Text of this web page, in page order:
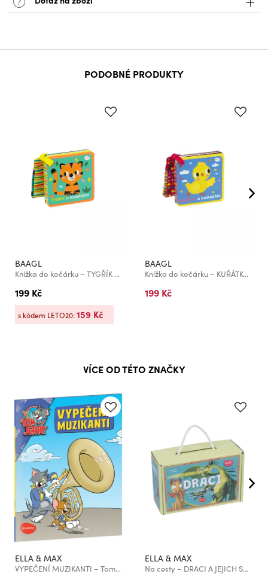
PODOBNÉ PRODUKTY
BAAGL
Knížka do kočárku – TYGŘÍK A KAMARÁDI
199 Kč
s kódem LETO20:159 Kč
BAAGL
Knížka do kočárku – KUŘÁTKO A KAMARÁDI
199 Kč
VÍCE OD TÉTO ZNAČKY
ELLA & MAX
VYPEČENÍ MUZIKANTI – Tom a Jerry v obrázkovém příběhu
ELLA & MAX
Na cesty – DRACI A JEJICH SVĚT, box: kniha a hry